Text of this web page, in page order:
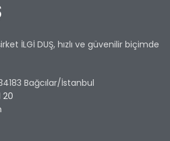
İLGİ DUŞ, hızlı ve güvenilir biçimde
Bağcılar/İstanbul
20